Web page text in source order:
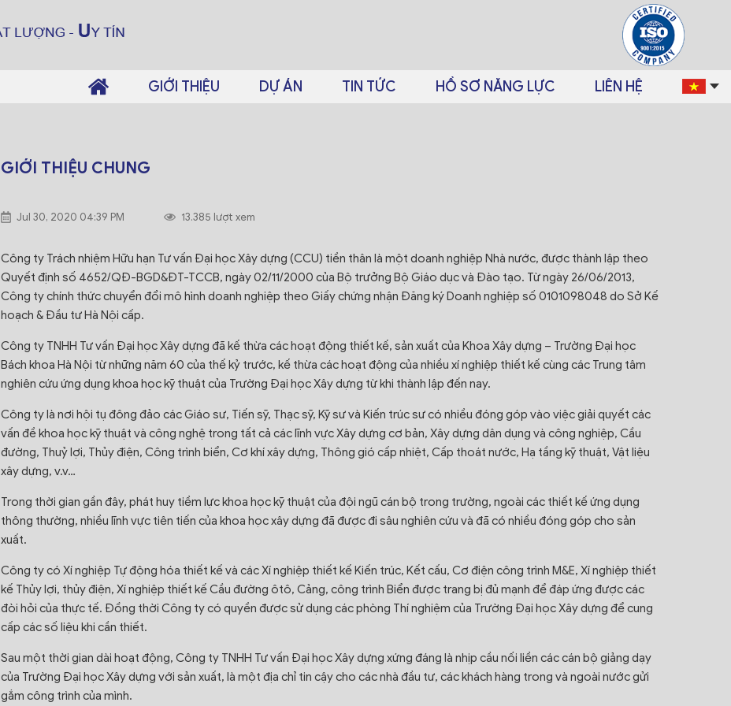
GIỚI THIỆU DỰ ÁN TIN TỨC HỒ SƠ NĂNG LỰC LIÊN HỆ
GIỚI THIỆU CHUNG
Jul 30, 2020 04:39 PM 13.385 lượt xem
Công ty Trách nhiệm Hữu hạn Tư vấn Đại học Xây dựng (CCU) tiền thân là một doanh nghiệp Nhà nước, được thành lập theo
Quyết định số 4652/QĐ-BGD&ĐT-TCCB, ngày 02/11/2000 của Bộ trưởng Bộ Giáo dục và Đào tạo. Từ ngày 26/06/2013,
Công ty chính thức chuyển đổi mô hình doanh nghiệp theo Giấy chứng nhận Đăng ký Doanh nghiệp số 0101098048 do Sở Kế
hoạch & Đầu tư Hà Nội cấp.
Công ty TNHH Tư vấn Đại học Xây dựng đã kế thừa các hoạt động thiết kế, sản xuất của Khoa Xây dựng – Trường Đại học
Bách khoa Hà Nội từ những năm 60 của thế kỷ trước, kế thừa các hoạt động của nhiều xí nghiệp thiết kế cùng các Trung tâm
nghiên cứu ứng dụng khoa học kỹ thuật của Trường Đại học Xây dựng từ khi thành lập đến nay.
Công ty là nơi hội tụ đông đảo các Giáo sư, Tiến sỹ, Thạc sỹ, Kỹ sư và Kiến trúc sư có nhiều đóng góp vào việc giải quyết các
vấn đề khoa học kỹ thuật và công nghệ trong tất cả các lĩnh vực Xây dựng cơ bản, Xây dựng dân dụng và công nghiệp, Cầu
đường, Thuỷ lợi, Thủy điện, Công trình biển, Cơ khí xây dựng, Thông gió cấp nhiệt, Cấp thoát nước, Hạ tầng kỹ thuật, Vật liệu
xây dựng, v.v…
Trong thời gian gần đây, phát huy tiềm lực khoa học kỹ thuật của đội ngũ cán bộ trong trường, ngoài các thiết kế ứng dụng
thông thường, nhiều lĩnh vực tiên tiến của khoa học xây dựng đã được đi sâu nghiên cứu và đã có nhiều đóng góp cho sản
xuất.
Công ty có Xí nghiệp Tự động hóa thiết kế và các Xí nghiệp thiết kế Kiến trúc, Kết cấu, Cơ điện công trình M&E, Xí nghiệp thiết
kế Thủy lợi, thủy điện, Xí nghiệp thiết kế Cầu đường ôtô, Cảng, công trình Biển được trang bị đủ mạnh để đáp ứng được các
đòi hỏi của thực tế. Đồng thời Công ty có quyền được sử dụng các phòng Thí nghiệm của Trường Đại học Xây dựng để cung
cấp các số liệu khi cần thiết.
Sau một thời gian dài hoạt động, Công ty TNHH Tư vấn Đại học Xây dựng xứng đáng là nhịp cầu nối liền các cán bộ giảng dạy
của Trường Đại học Xây dựng với sản xuất, là một địa chỉ tin cậy cho các nhà đầu tư, các khách hàng trong và ngoài nước gửi
gắm công trình của mình.